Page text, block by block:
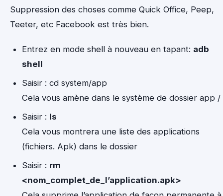
Suppression des choses comme Quick Office, Peep,
Teeter, etc Facebook est très bien.
Entrez en mode shell à nouveau en tapant: adb
shell
Saisir : cd system/app
Cela vous amène dans le système de dossier app /
Saisir : ls
Cela vous montrera une liste des applications
(fichiers. Apk) dans le dossier
Saisir : rm
<nom_complet_de_l’application.apk>